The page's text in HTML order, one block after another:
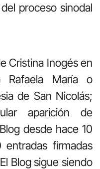
proceso sinodal
Cristina Inogés en
Rafaela María o
de San Nicolás;
aparición de
desde hace 10
firmadas
Blog sigue siendo